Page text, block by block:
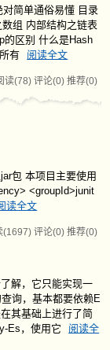
简单通俗易懂 目录
组 内部结构之链表
的区别 什么是Hash
有
阅读全文
读(78) 评论(0) 推荐(0)
包 本项目主要使用
<groupId>junit
读全文
(1697) 评论(0) 推荐(0)
解，它只能实现一
询，基本都要依赖E
其基础上进行了简
Es，使用它
阅读全